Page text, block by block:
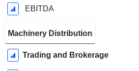
EBITDA
Machinery Distribution
Trading and Brokerage